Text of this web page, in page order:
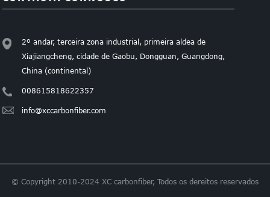
2º andar, terceira zona industrial, primeira aldea de
Xiajiangcheng, cidade de Gaobu, Dongguan, Guangdong,
China (continental)
008615818622357
info@xccarbonfiber.com
© Copyright 2010-2024 XC carbonfiber, Todos os dereitos reservados